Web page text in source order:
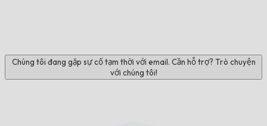
Chúng tôi đang gặp sự cố tạm thời với email. Cần hỗ trợ? Trò chuyện
với chúng tôi!